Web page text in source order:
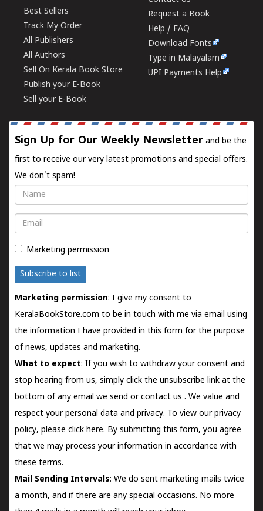
Best Sellers
Track My Order
All Publishers
All Authors
Sell On Kerala Book Store
Publish your E-Book
Sell your E-Book
Request a Book
Help / FAQ
Download Fonts
Type in Malayalam
UPI Payments Help
Sign Up for Our Weekly Newsletter and be the
first to receive our very latest promotions and special offers.
We don't spam!
Name
Email
Marketing permission
Subscribe to list
Marketing permission: I give my consent to
KeralaBookStore.com to be in touch with me via email using
the information I have provided in this form for the purpose
of news, updates and marketing.
What to expect: If you wish to withdraw your consent and
stop hearing from us, simply click the unsubscribe link at the
bottom of any email we send orcontact us . We value and
respect your personal data and privacy. To view our privacy
policy, please click here. By submitting this form, you agree
that we may process your information in accordance with
these terms.
Mail Sending Intervals: We do sent marketing mails twice
a month, and if there are any special occasions. No more